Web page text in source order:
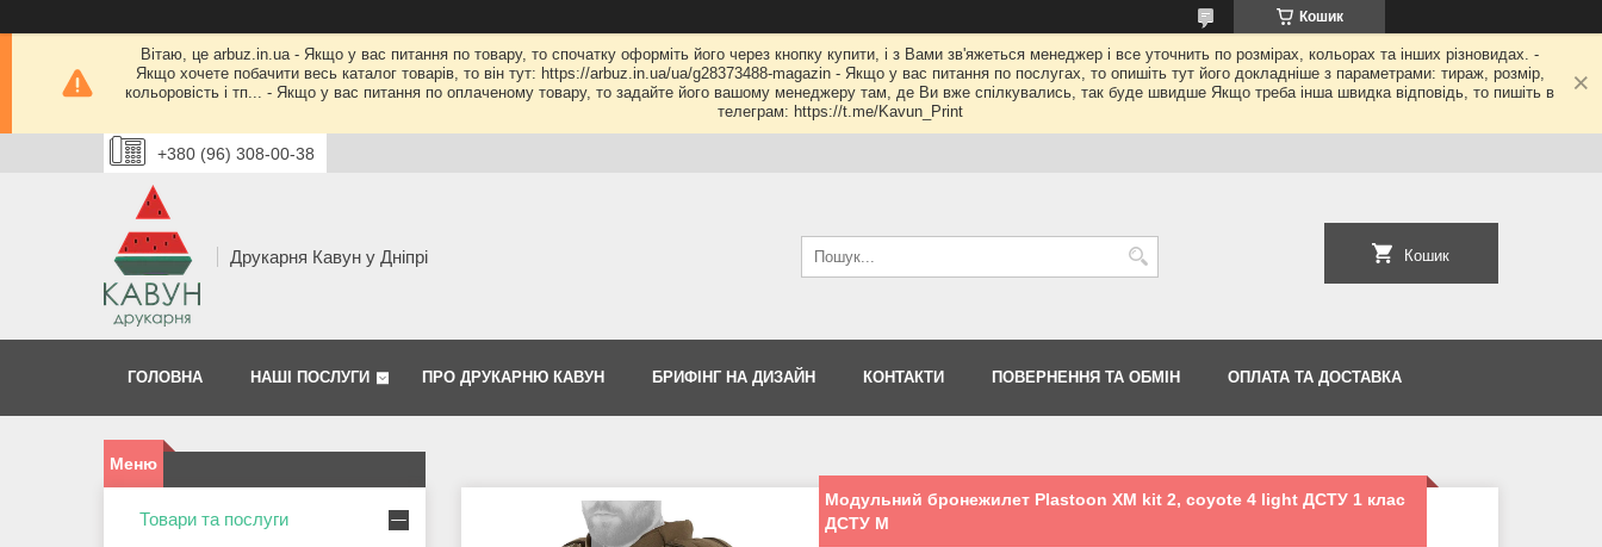
Кошик
Вітаю, це arbuz.in.ua - Якщо у вас питання по товару, то спочатку оформіть його через кнопку купити, і з Вами зв'яжеться менеджер і все уточнить по розмірах, кольорах та інших різновидах. -
Якщо хочете побачити весь каталог товарів, то він тут: https://arbuz.in.ua/ua/g28373488-magazin - Якщо у вас питання по послугах, то опишіть тут його докладніше з параметрами: тираж, розмір,
кольоровість і тп... - Якщо у вас питання по оплаченому товару, то задайте його вашому менеджеру там, де Ви вже спілкувались, так буде швидше Якщо треба інша швидка відповідь, то пишіть в
телеграм: https://t.me/Kavun_Print
+380 (96) 308-00-38
Друкарня Кавун у Дніпрі Кошик
ГОЛОВНА НАШІ ПОСЛУГИ ПРО ДРУКАРНЮ КАВУН БРИФІНГ НА ДИЗАЙН КОНТАКТИ ПОВЕРНЕННЯ ТА ОБМІН ОПЛАТА ТА ДОСТАВКА
Модульний бронежилет Plastoon XM kit 2, coyote 4 light ДСТУ 1 клас
ДСТУ M
Товари та послуги